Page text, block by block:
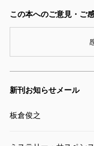
この本へのご意見・ご
新刊お知らせメール
板倉俊之